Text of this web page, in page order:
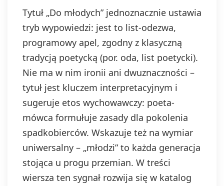
Tytuł „Do młodych” jednoznacznie ustawia
tryb wypowiedzi: jest to list-odezwa,
programowy apel, zgodny z klasyczną
tradycją poetycką (por. oda, list poetycki).
Nie ma w nim ironii ani dwuznaczności –
tytuł jest kluczem interpretacyjnym i
sugeruje etos wychowawczy: poeta-
mówca formułuje zasady dla pokolenia
spadkobierców. Wskazuje też na wymiar
uniwersalny – „młodzi” to każda generacja
stojąca u progu przemian. W treści
wiersza ten sygnał rozwija się w katalog